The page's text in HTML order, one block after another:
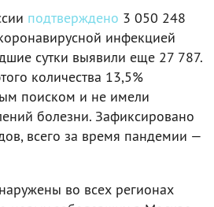
подтверждено 3 050 248
инфекцией
сутки выявили еще 27 787.
количества 13,5%
поиском и не имели
болезни. Зафиксировано
всего за время пандемии —
во всех регионах